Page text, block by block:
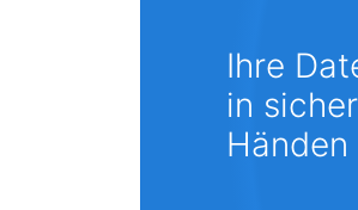
Ihre
in
Händen